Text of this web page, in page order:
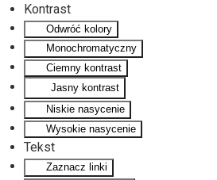
Kontrast
Odwróć kolory
Monochromatyczny
Ciemny kontrast
Jasny kontrast
Niskie nasycenie
Wysokie nasycenie
Tekst
Zaznacz linki